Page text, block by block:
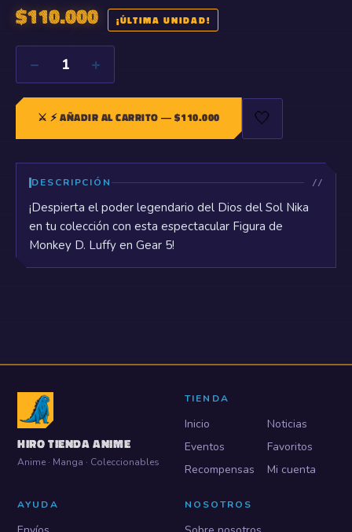
$110.000 ¡ÚLTIMA UNIDAD!
− 1 +
⚔️⚡ AÑADIR AL CARRITO — $110.000 🤍
DESCRIPCIÓN
¡Despierta el poder legendario del Dios del Sol Nika
en tu colección con esta espectacular Figura de
Monkey D. Luffy en Gear 5!
HIRO TIENDA ANIME
Anime · Manga · Coleccionables
TIENDA
Inicio
Noticias
Eventos
Favoritos
Recompensas
Mi cuenta
AYUDA NOSOTROS